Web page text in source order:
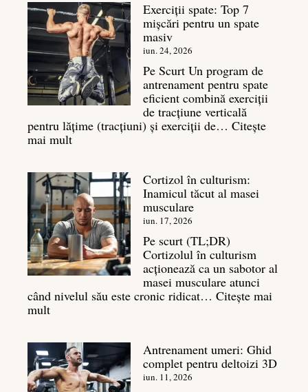
este
sa
cu
masa
musculară
Exerciții spate: Top 7
mișcări pentru un spate
masiv
iun. 24, 2026
Pe Scurt Un program de
antrenament pentru spate
eficient combină exerciții
de tracțiune verticală
pentru lățime (tracțiuni) și exerciții de… Citește
mai mult:
Top
7
mișcări
pentru
un
spate
masiv
Cortizol în culturism:
Inamicul tăcut al masei
musculare
iun. 17, 2026
Pe scurt (TL;DR)
Cortizolul în culturism
acționează ca un sabotor al
masei musculare atunci
când nivelul său este cronic ridicat… Citește mai
mult:
culturism:
Inamicul
tăcut
Antrenament umeri: Ghid
complet pentru deltoizi 3D
iun. 11, 2026